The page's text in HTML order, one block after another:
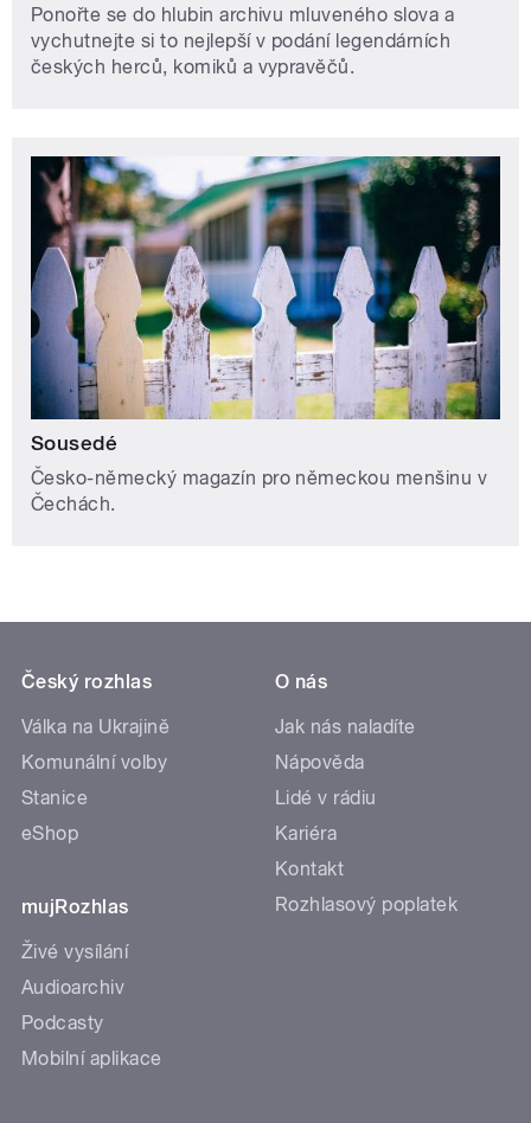
Ponořte se do hlubin archivu mluveného slova a
vychutnejte si to nejlepší v podání legendárních
českých herců, komiků a vypravěčů.
Sousedé
Česko-německý magazín pro německou menšinu v
Čechách.
Český rozhlas
Válka na Ukrajině
Komunální volby
Stanice
eShop
mujRozhlas
Živé vysílání
Audioarchiv
Podcasty
Mobilní aplikace
O nás
Jak nás naladíte
Nápověda
Lidé v rádiu
Kariéra
Kontakt
Rozhlasový poplatek